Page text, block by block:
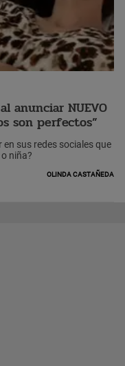
anunciar NUEVO
son perfectos”
sus redes sociales que
niña?
Olinda Castañeda